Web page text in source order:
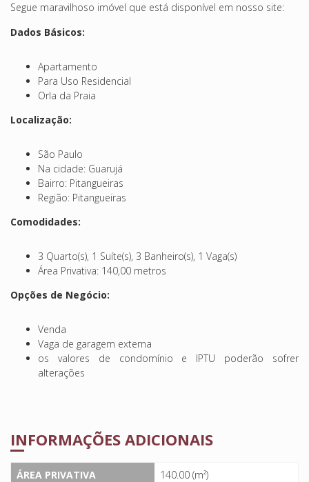
Segue maravilhoso imóvel que está disponível em nosso site:
Dados Básicos:
Apartamento
Para Uso Residencial
Orla da Praia
Localização:
São Paulo
Na cidade: Guarujá
Bairro: Pitangueiras
Região: Pitangueiras
Comodidades:
3 Quarto(s), 1 Suíte(s), 3 Banheiro(s), 1 Vaga(s)
Área Privativa: 140,00 metros
Opções de Negócio:
Venda
Vaga de garagem externa
os valores de condomínio e IPTU poderão sofrer
alterações
INFORMAÇÕES ADICIONAIS
ÁREA PRIVATIVA
140.00 (m²)